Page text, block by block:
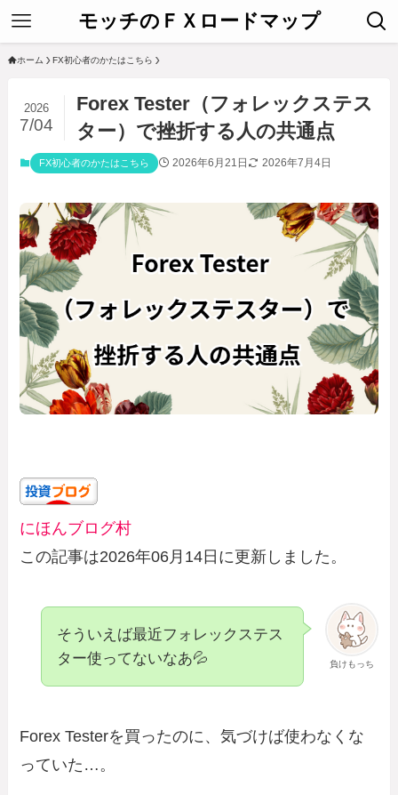
モッチのＦＸロードマップ
ホーム FX初心者のかたはこちら
Forex Tester（フォレックステス
ター）で挫折する人の共通点
2026
7/04
FX初心者のかたはこちら 2026年6月21日 2026年7月4日
にほんブログ村
この記事は2026年06月14日に更新しました。
負けもっち
そういえば最近フォレックステス
ター使ってないなあ💦
Forex Testerを買ったのに、気づけば使わなくな
っていた…。